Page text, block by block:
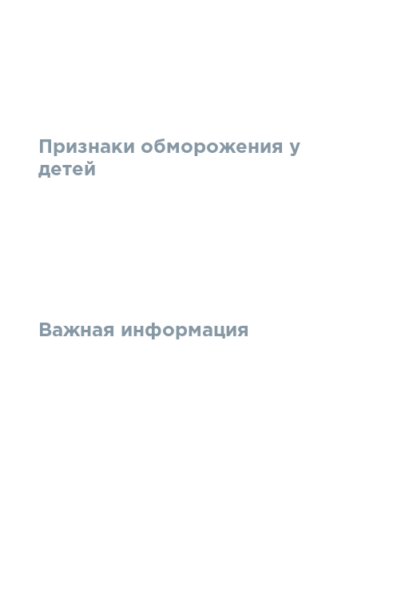
Признаки обморожения у
детей
Важная информация